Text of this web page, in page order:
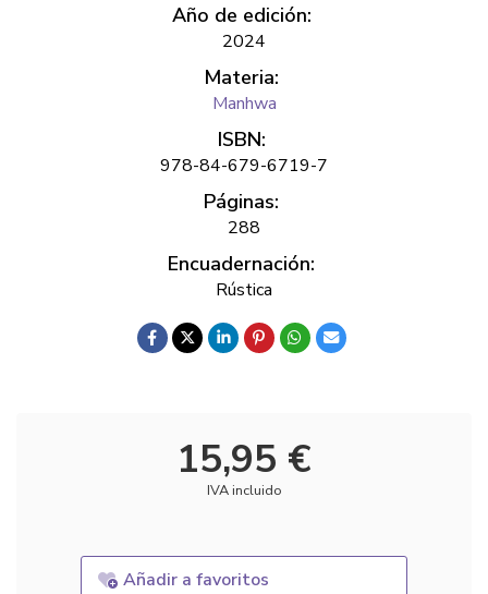
Año de edición:
2024
Materia:
Manhwa
ISBN:
978-84-679-6719-7
Páginas:
288
Encuadernación:
Rústica
15,95 €
IVA incluido
Añadir a favoritos